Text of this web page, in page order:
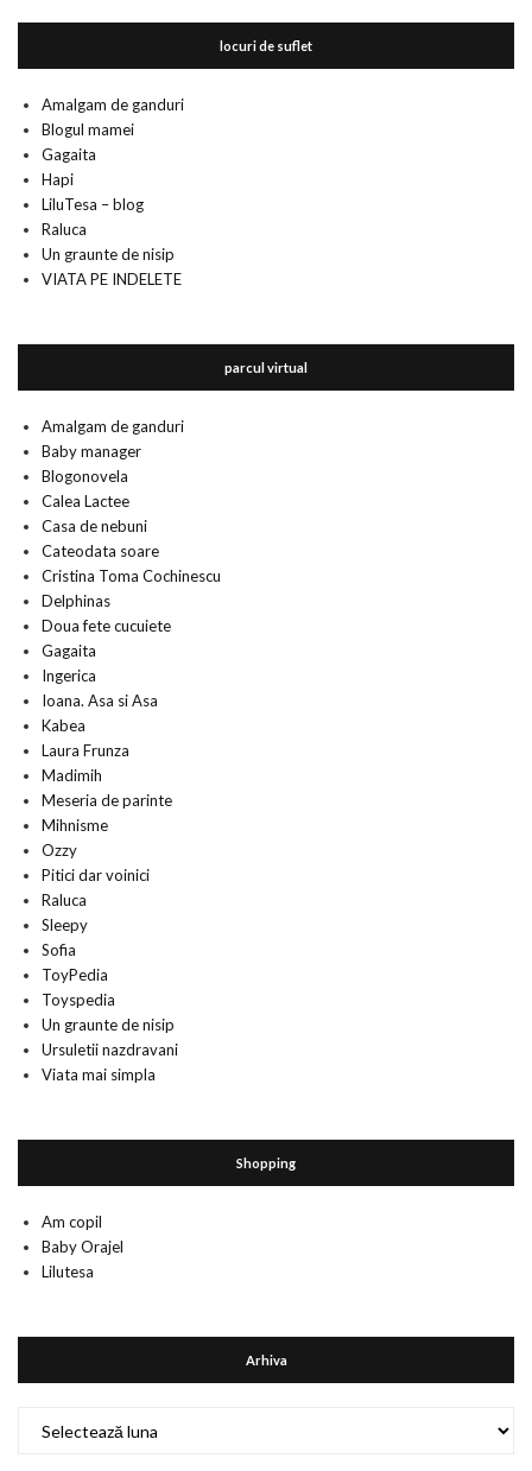
locuri de suflet
Amalgam de ganduri
Blogul mamei
Gagaita
Hapi
LiluTesa – blog
Raluca
Un graunte de nisip
VIATA PE INDELETE
parcul virtual
Amalgam de ganduri
Baby manager
Blogonovela
Calea Lactee
Casa de nebuni
Cateodata soare
Cristina Toma Cochinescu
Delphinas
Doua fete cucuiete
Gagaita
Ingerica
Ioana. Asa si Asa
Kabea
Laura Frunza
Madimih
Meseria de parinte
Mihnisme
Ozzy
Pitici dar voinici
Raluca
Sleepy
Sofia
ToyPedia
Toyspedia
Un graunte de nisip
Ursuletii nazdravani
Viata mai simpla
Shopping
Am copil
Baby Orajel
Lilutesa
Arhiva